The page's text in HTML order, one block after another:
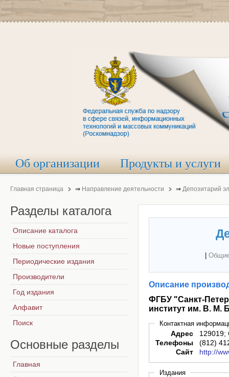
Об организации Продукты и услуги
Главная страница ⇒ Направление деятельности ⇒ Депозитарий
Описание
ФГБУ "Санкт-
институт им. В. М.
Контактная
Адрес
129019;
Телефоны
(812)
Сайт
http://
Издания
Разделы каталога
Описание каталога
Новые поступления
Периодические издания
Производители
Год издания
Алфавит
Поиск
Основные разделы
Главная